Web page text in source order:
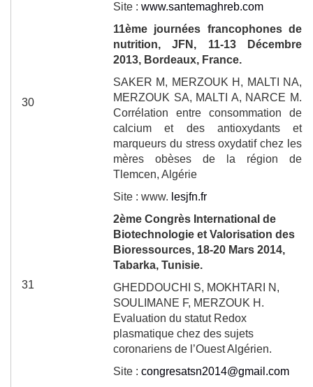
Site : www.santemaghreb.com
30
11ème journées francophones de
nutrition, JFN, 11-13 Décembre
2013, Bordeaux, France.
SAKER M, MERZOUK H, MALTI NA,
MERZOUK SA, MALTI A, NARCE M.
Corrélation entre consommation de
calcium et des antioxydants et
marqueurs du stress oxydatif chez les
mères obèses de la région de
Tlemcen, Algérie
Site : www. lesjfn.fr
31
2ème Congrès International de
Biotechnologie et Valorisation des
Bioressources, 18-20 Mars 2014,
Tabarka, Tunisie.
GHEDDOUCHI S, MOKHTARI N,
SOULIMANE F, MERZOUK H.
Evaluation du statut Redox
plasmatique chez des sujets
coronariens de l’Ouest Algérien.
Site : congresatsn2014@gmail.com